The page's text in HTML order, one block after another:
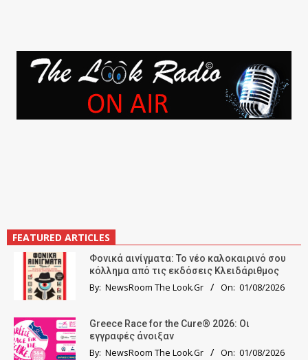
FEATURED ARTICLES
Φονικά αινίγματα: Το νέο καλοκαιρινό σου
κόλλημα από τις εκδόσεις Κλειδάριθμος
By: NewsRoom The Look.Gr On: 01/08/2026
Greece Race for the Cure® 2026: Οι
εγγραφές άνοιξαν
By: NewsRoom The Look.Gr On: 01/08/2026